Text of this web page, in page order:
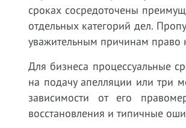
сроках сосредоточены
отдельных категорий дел.
уважительным причинам право
Для бизнеса процессуальные
на подачу апелляции или три
зависимости от его
восстановления и типичные